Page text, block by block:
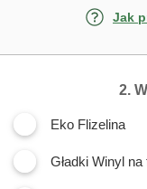
Jak
2.
Eko Flizelina
Gładki Winyl na